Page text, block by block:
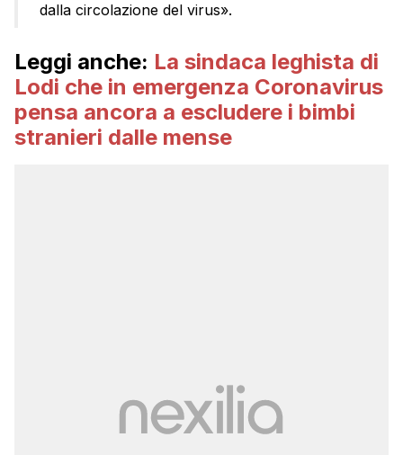
dalla circolazione del virus».
Leggi anche: La sindaca leghista di
Lodi che in emergenza Coronavirus
pensa ancora a escludere i bimbi
stranieri dalle mense